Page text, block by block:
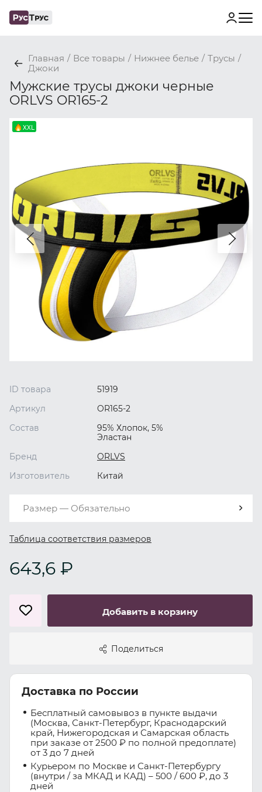
Главная / Все товары / Нижнее белье / Трусы /
Джоки
Мужские трусы джоки черные
ORLVS OR165-2
XXL
ID товара
51919
Артикул
OR165-2
Состав
95% Хлопок, 5%
Эластан
Бренд
ORLVS
Изготовитель
Китай
Размер — Обязательно
Таблица соответствия размеров
643,6 ₽
Добавить в корзину
Поделиться
Доставка по России
Бесплатный самовывоз в пункте выдачи
(Москва, Санкт-Петербург, Краснодарский
край, Нижегородская и Самарская область
при заказе от 2500 ₽ по полной предоплате)
от 3 до 7 дней
Курьером по Москве и Санкт-Петербургу
(внутри / за МКАД и КАД) – 500 / 600 ₽, до 3
дней